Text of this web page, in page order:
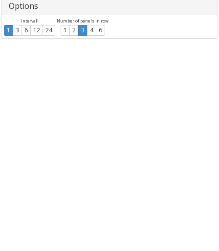
Options
Intervall
1 3 6 12 24
Number of panels in row
1 2 3 4 6